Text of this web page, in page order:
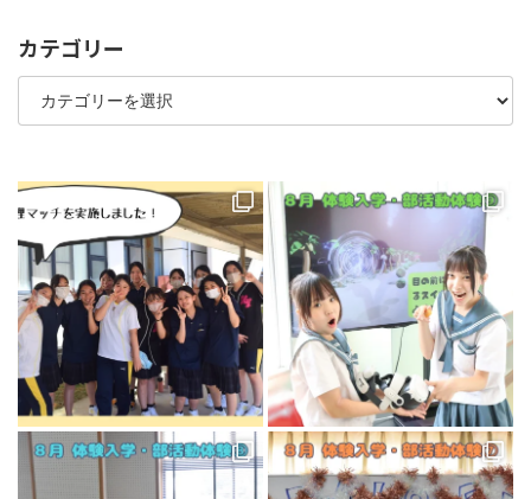
ブ
カテゴリー
カ
ゴ